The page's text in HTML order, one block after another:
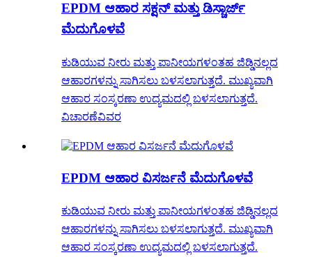
EPDM ಆಹಾರ ಸಕ್ಷನ್ ಮತ್ತು ಡಿಸ್ಚಾರ್ಜ್
ಮೆದುಗೊಳವೆ
ಕುಡಿಯುವ ನೀರು ಮತ್ತು ಪಾನೀಯಗಳಂತಹ ಜಿಡ್ಡಿನಲ್ಲದ
ಆಹಾರಗಳನ್ನು ಸಾಗಿಸಲು ಬಳಸಲಾಗುತ್ತದೆ. ಮುಖ್ಯವಾಗಿ
ಆಹಾರ ಸಂಸ್ಕರಣಾ ಉದ್ಯಮದಲ್ಲಿ ಬಳಸಲಾಗುತ್ತದೆ.
ವಿಚಾರಣೆವಿವರ
EPDM ಆಹಾರ ವಿಸರ್ಜನೆ ಮೆದುಗೊಳವೆ
ಕುಡಿಯುವ ನೀರು ಮತ್ತು ಪಾನೀಯಗಳಂತಹ ಜಿಡ್ಡಿನಲ್ಲದ
ಆಹಾರಗಳನ್ನು ಸಾಗಿಸಲು ಬಳಸಲಾಗುತ್ತದೆ. ಮುಖ್ಯವಾಗಿ
ಆಹಾರ ಸಂಸ್ಕರಣಾ ಉದ್ಯಮದಲ್ಲಿ ಬಳಸಲಾಗುತ್ತದೆ.